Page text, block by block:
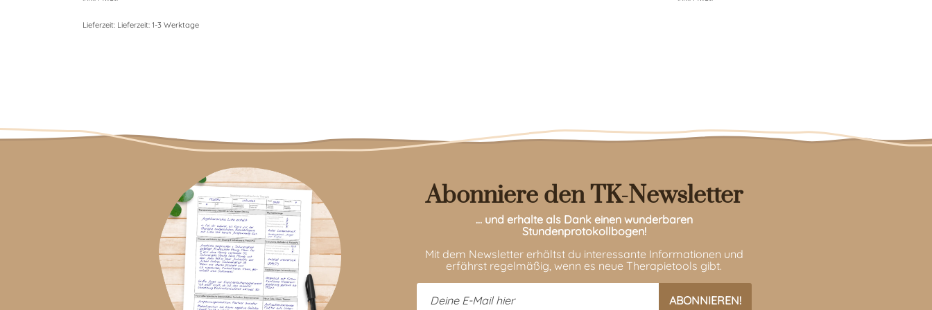
Lieferzeit: Lieferzeit: 1-3 Werktage
Abonniere den TK-Newsletter
… und erhalte als Dank einen wunderbaren
Stundenprotokollbogen!
Mit dem Newsletter erhältst du interessante Informationen und
erfährst regelmäßig, wenn es neue Therapietools gibt.